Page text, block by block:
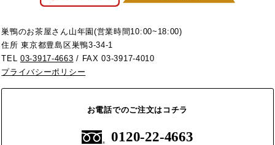
巣鴨のお茶屋さん山年園(営業時間10:00~18:00)
住所 東京都豊島区巣鴨3-34-1
TEL03-3917-4663 / FAX 03-3917-4010
プライバシーポリシー
お電話でのご注文はコチラ
0120-22-4663